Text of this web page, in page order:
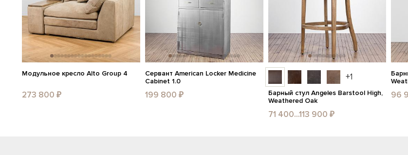
Модульное кресло Alto Group 4
273 800 ₽
Сервант American Locker Medicine
Cabinet 1.0
199 800 ₽
+1
Барный стул Angeles Barstool High,
Weathered Oak
71 400...113 900 ₽
96